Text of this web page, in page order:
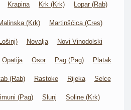
Krapina Krk (Krk) Lopar (Rab)
(Krk) Martinšćica (Cres)
Novalja Novi Vinodolski
Opatija Osor Pag (Pag) Platak
(Rab) Rastoke Rijeka Selce
(Pag) Slunj Soline (Krk)